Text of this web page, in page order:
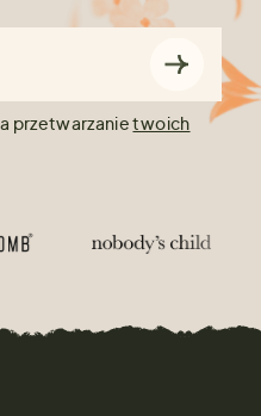
przetwarzanietwoich